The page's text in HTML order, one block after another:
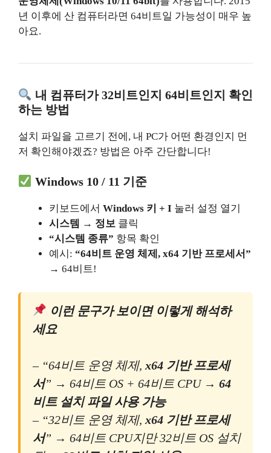
년 이후에 산 컴퓨터라면 64비트일 가능성이 매우 높
아요.
내 컴퓨터가 32비트인지 64비트인지 확인
하는 방법
설치 파일을 고르기 전에, 내 PC가 어떤 환경인지 먼
저 확인해야겠죠? 방법은 아주 간단합니다!
Windows 10 / 11 기준
키보드에서 Windows 키 + I 눌러 설정 열기
시스템 → 정보 클릭
“시스템 종류” 항목 확인
예시: “64비트 운영 체제, x64 기반 프로세서”
→ 64비트!
이런 문구가 보이면 이렇게 해석하
세요
– “64비트 운영 체제, x64 기반 프로세
서” → 64비트 OS + 64비트 CPU → 64
비트 설치 파일 사용 가능
– “32비트 운영 체제, x64 기반 프로세
서” → 64비트 CPU지만 32비트 OS 설치